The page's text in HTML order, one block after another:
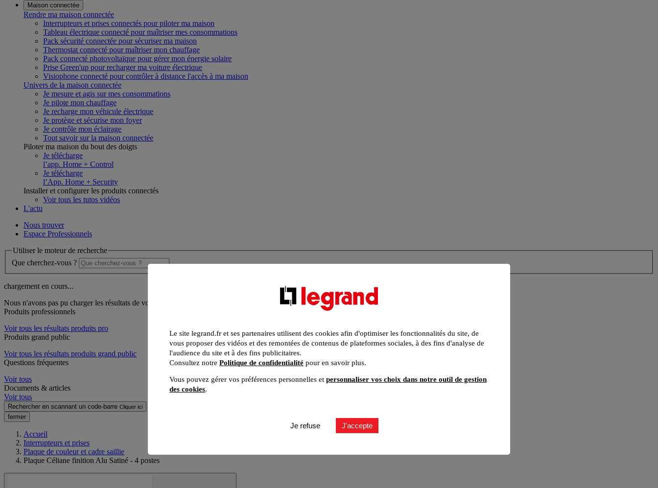
Maison connectée
Rendre ma maison connectée
Interrupteurs et prises connectés pour piloter ma maison
Tableau électrique connecté pour maîtriser mes consommations
Pack sécurité connectée pour sécuriser ma maison
Thermostat connecté pour maîtriser mon chauffage
Pack connecté photovoltaïque pour gérer mon énergie solaire
Prise Green'up pour recharger ma voiture électrique
Visiophone connecté pour contrôler à distance l'accès à ma maison
Univers de la maison connectée
Je mesure et agis sur mes consommations
Je pilote mon chauffage
Je recharge mon véhicule électrique
Je protège et sécurise mon foyer
Je contrôle mon éclairage
Tout savoir sur la maison connectée
Piloter ma maison du bout des doigts
Je télécharge
l’app. Home + Control
Je télécharge
l’App. Home + Security
Installer et configurer les produits connectés
Voir tous les tutos vidéos
L'actu
Nous trouver
Espace Professionnels
Utiliser le moteur de recherche
Que cherchez-vous ?
chargement en cours...
Nous n'avons pas pu charger les résultats de votre recherche
Produits professionnels
Voir tous les résultats produits pro
Produits grand public
Voir tous les résultats produits grand public
Questions fréquentes
Voir tous
Documents & articles
Voir tous
Rechercher en scannant un code-barre Cliquer ici
fermer
Accueil
Interrupteurs et prises
Plaque de couleur et cadre saillie
Plaque Céliane finition Alu Satiné - 4 postes
Le site legrand.fr et ses partenaires utilisent des cookies afin d'optimiser les fonctionnalités du site, de
vous proposer des vidéos et des remontées de contenus de plateformes sociales, à des fins d'analyse de
l'audience du site et à des fins publicitaires.
Consultez notre Politique de confidentialité pour en savoir plus.
Vous pouvez gérer vos préférences personnelles et personnaliser vos choix dans notre outil de gestion
des cookies.
Je refuse J'accepte